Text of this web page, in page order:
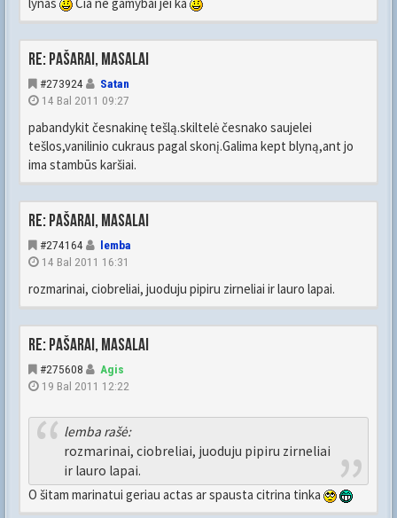
Re: Pašarai, masalai
#273924
Satan
14 Bal 2011 09:27
pabandykit česnakinę tešlą.skiltelė česnako saujelei
tešlos,vanilinio cukraus pagal skonį.Galima kept blyną,ant jo
ima stambūs karšiai.
Re: Pašarai, masalai
#274164
lemba
14 Bal 2011 16:31
rozmarinai, ciobreliai, juoduju pipiru zirneliai ir lauro lapai.
Re: Pašarai, masalai
#275608
Agis
19 Bal 2011 12:22
lemba rašė:
rozmarinai, ciobreliai, juoduju pipiru zirneliai
ir lauro lapai.
O šitam marinatui geriau actas ar spausta citrina tinka